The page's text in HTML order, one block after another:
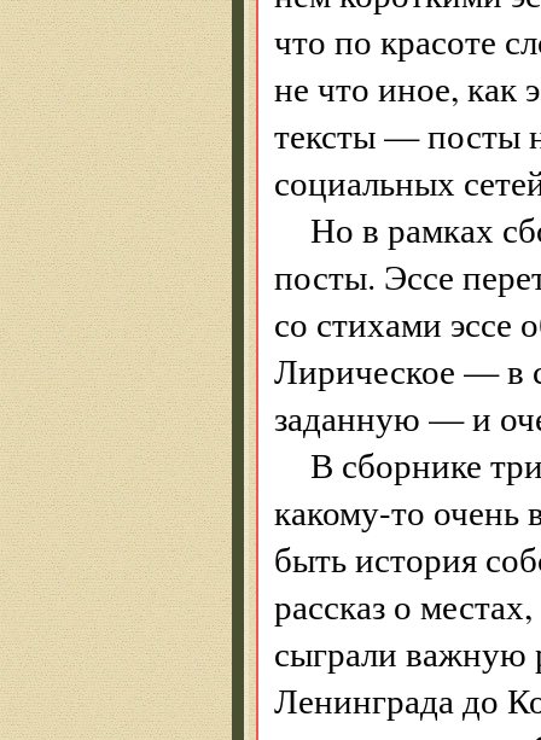
что по красоте
не что иное, как
тексты — посты
социальных
Но в рамках
посты. Эссе
со стихами эссе
Лирическое — в
заданную — и
В сборнике
какому-то очень
быть история
рассказ о
сыграли важную
Ленинграда до